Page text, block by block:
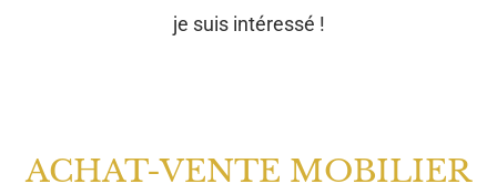
je suis intéressé !
ACHAT-VENTE MOBILIER